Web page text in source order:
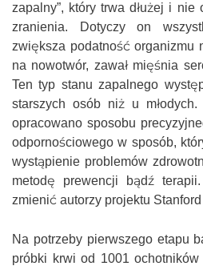
zapalny”, który trwa dłużej i
zranienia. Dotyczy on
zwiększa podatność organizmu
na nowotwór, zawał mięśnia
Ten typ stanu zapalnego
starszych osób niż u
opracowano sposobu
odpornościowego w sposób,
wystąpienie problemów
metodę prewencji bądź
zmienić autorzy projektu
Na potrzeby pierwszego etapu
próbki krwi od 1001